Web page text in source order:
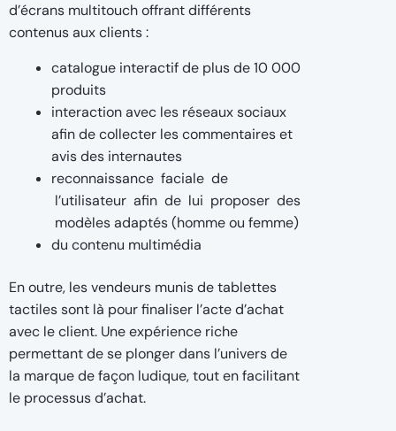
d’écrans multitouch offrant différents
contenus aux clients :
catalogue interactif de plus de 10 000
produits
interaction avec les réseaux sociaux
afin de collecter les commentaires et
avis des internautes
reconnaissance faciale de
l’utilisateur afin de lui proposer des
modèles adaptés (homme ou femme)
du contenu multimédia
En outre, les vendeurs munis de tablettes
tactiles sont là pour finaliser l’acte d’achat
avec le client. Une expérience riche
permettant de se plonger dans l’univers de
la marque de façon ludique, tout en facilitant
le processus d’achat.